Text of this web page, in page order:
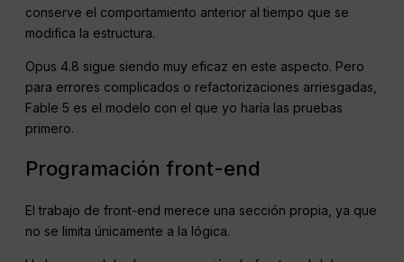
conserve el comportamiento anterior al tiempo que se
modifica la estructura.
Opus 4.8 sigue siendo muy eficaz en este aspecto. Pero
para errores complicados o refactorizaciones arriesgadas,
Fable 5 es el modelo con el que yo haría las pruebas
primero.
Programación front-end
El trabajo de front-end merece una sección propia, ya que
no se limita únicamente a la lógica.